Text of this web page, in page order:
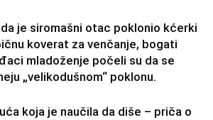
je siromašni otac poklonio kćerki
koverat za venčanje, bogati
mladoženje počeli su da se
„velikodušnom“ poklonu.
koja je naučila da diše – priča o